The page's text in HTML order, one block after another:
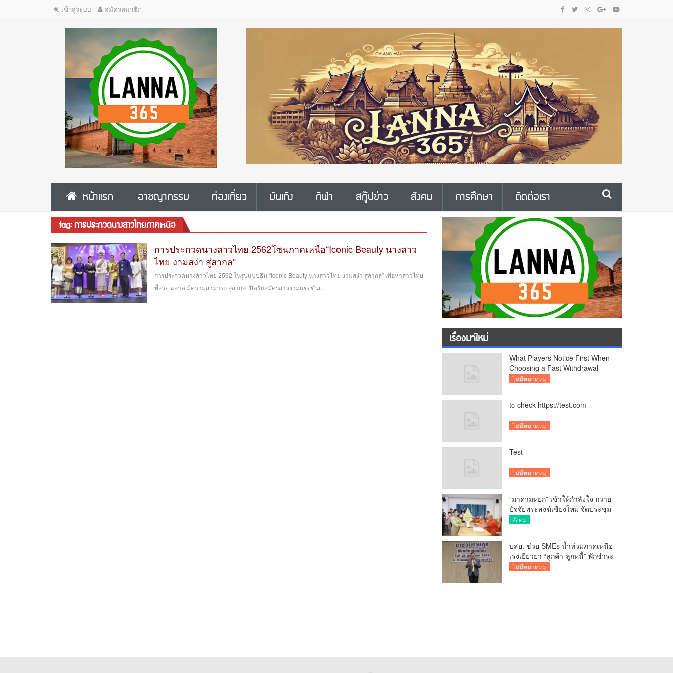
เข้าสู่ระบบ สมัครสมาชิก
หน้าแรก อาชญากรรม ท่องเที่ยว บันเทิง กีฬา สกู๊ปข่าว สังคม การศึกษา ติดต่อเรา
tag: การประกวดนางสาวไทยภาคเหนือ
การประกวดนางสาวไทย 2562โซนภาคเหนือ“Iconic Beauty นางสาว
ไทย งามสง่า สู่สากล”
การประกวดนางสาวไทย 2562 ในรูปแบบธีม “Iconic Beauty นางสาวไทย งามสง่า สู่สากล” เพื่อหาสาวไทย
ที่สวย ฉลาด มีความสามารถ สู่สากล เปิดรับสมัครสาวงามแข่งขันเ...
เรื่องมาใหม่
What Players Notice First When
Choosing a Fast Withdrawal
Casino UK
ไม่มีหมวดหมู่
tc-check-https://test.com
ไม่มีหมวดหมู่
Test
ไม่มีหมวดหมู่
“มาดามหยก” เข้าให้กำลังใจ ถวาย
ปัจจัยพระสงฆ์เชียงใหม่ จัดประชุม
ทำบัญชีรายรับรายจ่ายของวัด กว่า
สังคม
บสย. ช่วย SMEs น้ำท่วมภาคเหนือ
เร่งเยียวยา “ลูกค้า-ลูกหนี้” พักชำระ
ค่าธรรมเนียม-ค่างวด
ไม่มีหมวดหมู่